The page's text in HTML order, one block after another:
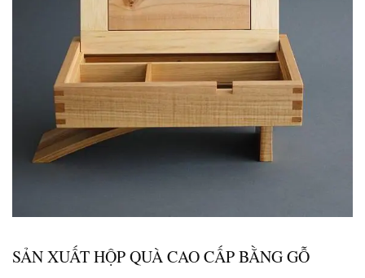
SẢN XUẤT HỘP QUÀ CAO CẤP BẰNG GỖ